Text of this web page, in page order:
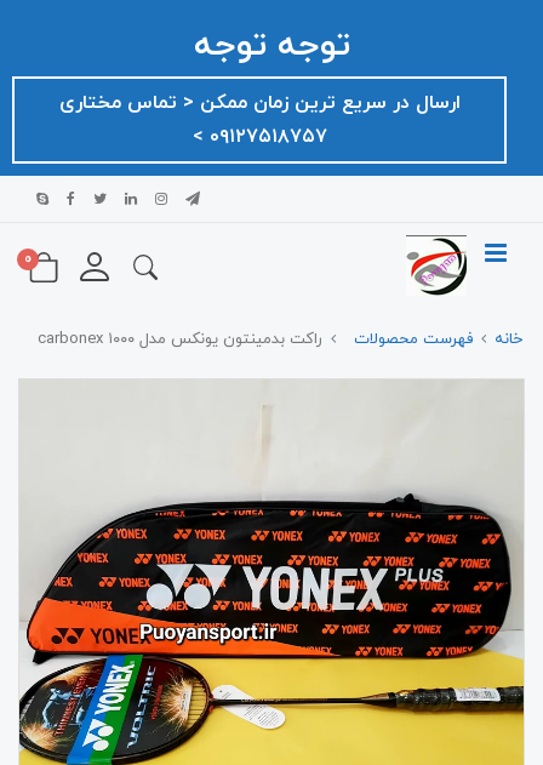
توجه توجه
ارسال در سریع ترین زمان ممکن ‌< تماس مختاری
۰۹۱۲۷۵۱۸۷۵۷ >
0
خانه فهرست محصولات راکت بدمینتون یونکس مدل carbonex ۱۰۰۰